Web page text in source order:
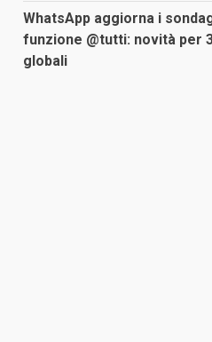
WhatsApp aggiorna i
funzione @tutti: novità per
globali